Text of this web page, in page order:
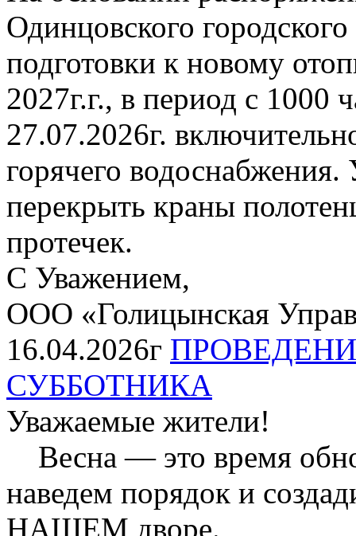
Одинцовского
подготовки к новому
2027г.г., в период с 1000
27.07.2026г.
горячего водоснабжения.
перекрыть краны
протечек.
С Уважением,
ООО «Голицынская
16.04.2026г
СУББОТНИКА
Уважаемые жители!
Весна — это время
наведем порядок и
НАШЕМ дворе.